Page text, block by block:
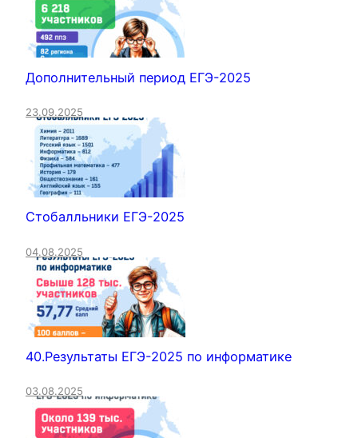
Дополнительный период ЕГЭ-2025
23.09.2025
Стобалльники ЕГЭ-2025
04.08.2025
40.Результаты ЕГЭ-2025 по информатике
03.08.2025